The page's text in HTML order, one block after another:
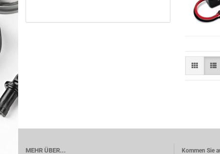
MEHR ÜBER...
Kommen Sie